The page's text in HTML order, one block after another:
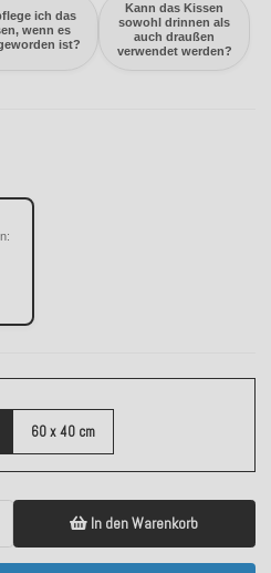
ich das
wenn es
ist?
Kann das Kissen
sowohl drinnen als
auch draußen
verwendet werden?
60 x 40 cm
In den Warenkorb